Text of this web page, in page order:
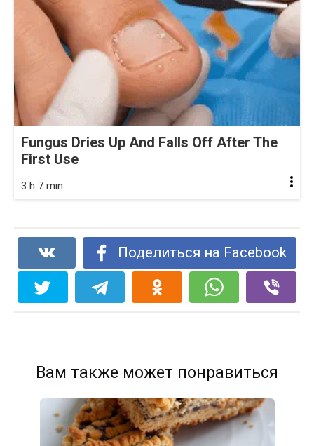
Fungus Dries Up And Falls Off After The
First Use
3 h 7 min
Поделиться на Facebook
Вам также может понравиться